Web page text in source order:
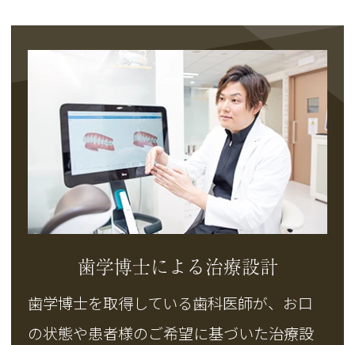
歯学博士による治療設計
歯学博士を取得している歯科医師が、お口
の状態や患者様のご希望に基づいた治療設